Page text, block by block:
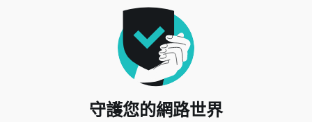
守護您的網路世界